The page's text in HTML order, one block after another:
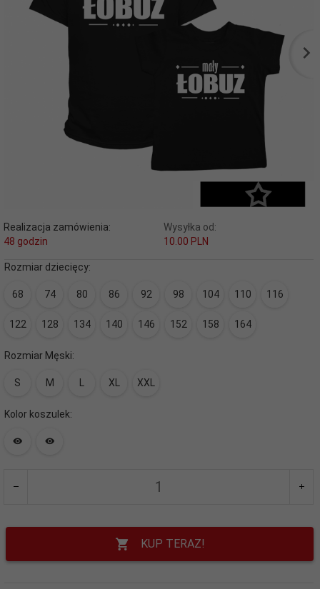
Realizacja zamówienia:
48 godzin
Wysyłka od:
10.00 PLN
Rozmiar dziecięcy:
68 74 80 86 92 98 104 110 116
122 128 134 140 146 152 158 164
Rozmiar Męski:
S M XL XXL
Kolor koszulek:
KUP TERAZ!